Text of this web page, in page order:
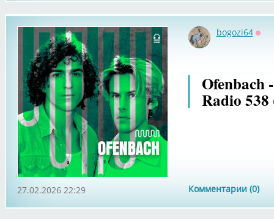
bogozi64
Ofenbach
Radio 538
Комментарии (0)
27.02.2026 22:29